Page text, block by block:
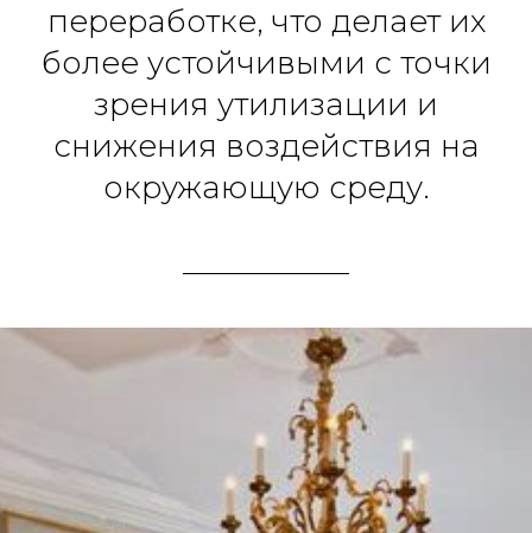
переработке, что делает их
более устойчивыми с точки
зрения утилизации и
снижения воздействия на
окружающую среду.